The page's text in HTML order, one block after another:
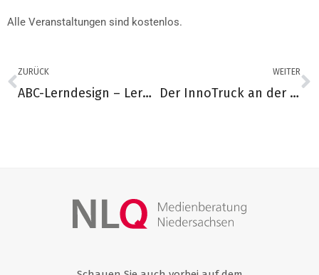
Alle Veranstaltungen sind kostenlos.
ZURÜCK
ABC-Lerndesign – Lerngestaltung nach Lerntypen
WEITER
Der InnoTruck an der Oberschule Steimbke